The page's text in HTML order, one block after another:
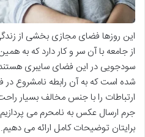
این روزها فضای مجازی بخشی از
از جامعه با آن سر و کار دارد که به
سودجویی در این فضای سایبری
شده است که به آن رابطه نامشروع
ارتباطات را با جنس مخالف بسیار
جرم ارسال عکس به نامحرم می
برایتان توضیحات کامل ارائه می دهیم.